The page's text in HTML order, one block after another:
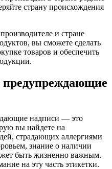
страну происхождения
и стране
вы сможете сделать
товаров и обеспечить
предупреждающие
надписи — это
вы найдете на
страдающих аллергиями
знание о наличии
быть жизненно важным.
на эту часть этикетки.